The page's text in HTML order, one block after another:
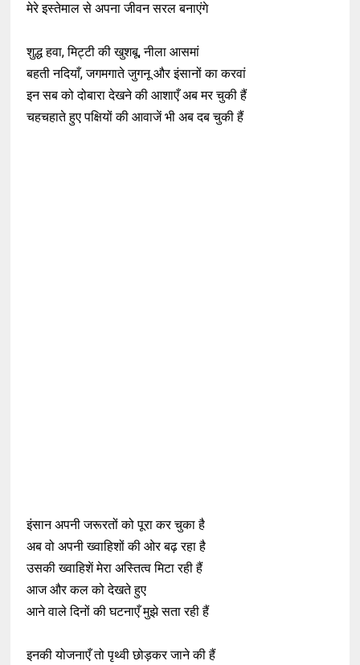
मेरे इस्तेमाल से अपना जीवन सरल बनाएंगे
शुद्ध हवा, मिट्टी की खुशबू, नीला आसमां
बहती नदियाँ, जगमगाते जुगनू और इंसानों का करवां
इन सब को दोबारा देखने की आशाएँ अब मर चुकी हैं
चहचहाते हुए पक्षियों की आवाजें भी अब दब चुकी हैं
इंसान अपनी जरूरतों को पूरा कर चुका है
अब वो अपनी ख्वाहिशों की ओर बढ़ रहा है
उसकी ख्वाहिशें मेरा अस्तित्व मिटा रही हैं
आज और कल को देखते हुए
आने वाले दिनों की घटनाएँ मुझे सता रही हैं
इनकी योजनाएँ तो पृथ्वी छोड़कर जाने की हैं